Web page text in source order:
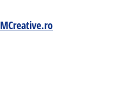
MCreative.ro